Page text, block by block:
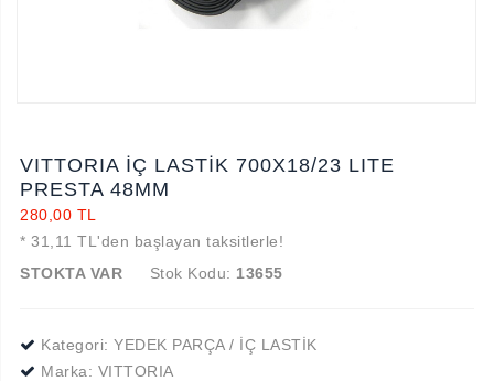
VITTORIA İÇ LASTİK 700X18/23 LITE
PRESTA 48MM
280,00 TL
* 31,11 TL'den başlayan taksitlerle!
STOKTA VAR
Stok Kodu: 13655
Kategori: YEDEK PARÇA / İÇ LASTİK
Marka: VITTORIA